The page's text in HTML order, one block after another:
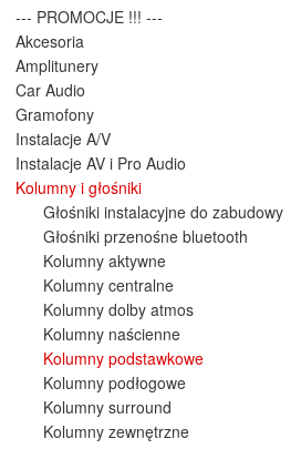
--- PROMOCJE !!! ---
Akcesoria
Amplitunery
Car Audio
Gramofony
Instalacje A/V
Instalacje AV i Pro Audio
Kolumny i głośniki
Głośniki instalacyjne do zabudowy
Głośniki przenośne bluetooth
Kolumny aktywne
Kolumny centralne
Kolumny dolby atmos
Kolumny naścienne
Kolumny podstawkowe
Kolumny podłogowe
Kolumny surround
Kolumny zewnętrzne